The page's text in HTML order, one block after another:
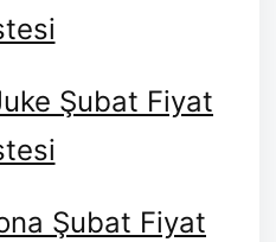
Şubat Fiyat
Şubat Fiyat